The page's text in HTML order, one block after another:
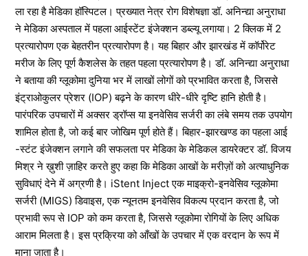
ला रहा है मेडिका हॉस्पिटल। प्रख्यात नेत्र रोग विशेषज्ञा डॉ. अनिन्द्या अनुराधा
ने मेडिका अस्पताल में पहला आईस्टेंट इंजेक्शन डब्ल्यू लगाया। 2 क्लिक में 2
प्रत्यारोपण एक बेहतरीन प्रत्यारोपण है। यह बिहार और झारखंड में कॉर्पोरेट
मरीज के लिए पूर्ण कैशलेस के तहत पहला प्रत्यारोपण है। डॉ. अनिन्द्या अनुराधा
ने बताया की ग्लूकोमा दुनिया भर में लाखों लोगों को प्रभावित करता है, जिससे
इंट्राओकुलर प्रेशर (IOP) बढ़ने के कारण धीरे-धीरे दृष्टि हानि होती है।
पारंपरिक उपचारों में अक्सर ड्रॉप्स या इनवेसिव सर्जरी का लंबे समय तक उपयोग
शामिल होता है, जो कई बार जोखिम पूर्ण होते हैं। बिहार-झारखण्ड का पहला आई
-स्टंट इंजेक्शन लगाने की सफलता पर मेडिका के मेडिकल डायरेक्टर डॉ. विजय
मिश्र ने ख़ुशी ज़ाहिर करते हुए कहा कि मेडिका आखों के मरीज़ों को अत्याधुनिक
सुविधाएं देने में अग्रणी है। iStent Inject एक माइक्रो-इनवेसिव ग्लूकोमा
सर्जरी (MIGS) डिवाइस, एक न्यूनतम इनवेसिव विकल्प प्रदान करता है, जो
प्रभावी रूप से IOP को कम करता है, जिससे ग्लूकोमा रोगियों के लिए अधिक
आराम मिलता है। इस प्रक्रिया को आँखों के उपचार में एक वरदान के रूप में
माना जाता है।